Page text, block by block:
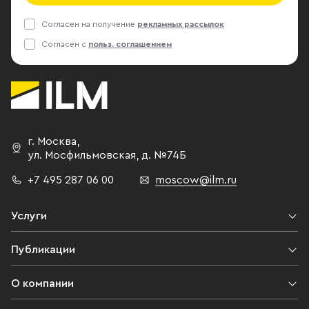
Согласен на получение рекламных рассылок
Согласен с польз. соглашением
г. Москва,
ул. Мосфильмовская, д. №74Б
+7 495 287 06 00 moscow@ilm.ru
Услуги
Публикации
О компании